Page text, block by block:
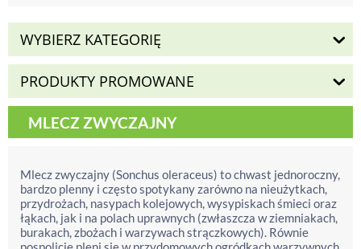
WYBIERZ KATEGORIĘ
PRODUKTY PROMOWANE
MLECZ ZWYCZAJNY
Mlecz zwyczajny (Sonchus oleraceus) to chwast jednoroczny,
bardzo plenny i często spotykany zarówno na nieużytkach,
przydrożach, nasypach kolejowych, wysypiskach śmieci oraz
łąkach, jak i na polach uprawnych (zwłaszcza w ziemniakach,
burakach, zbożach i warzywach strączkowych). Równie